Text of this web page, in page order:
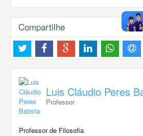
Compartilhe
Luis Cláudio Peres
Professor
Professor de Filosofia